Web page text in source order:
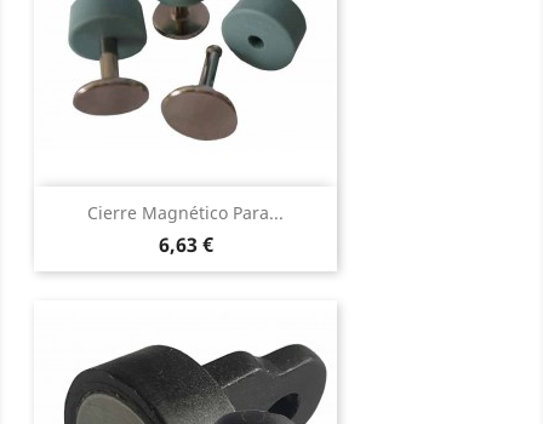
Cierre Magnético Para...
Precio
6,63 €